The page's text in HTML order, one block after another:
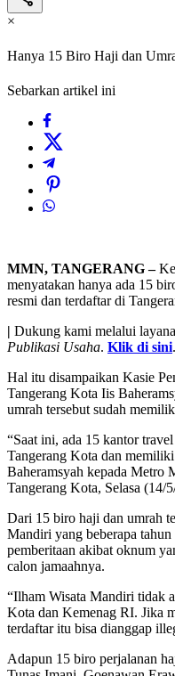
×
Hanya 15 Biro Haji dan
Sebarkan artikel ini
MMN, TANGERANG –
menyatakan hanya ada 15
resmi dan terdaftar di
| Dukung kami melalui
Publikasi Usaha. Klik di sini.
Hal itu disampaikan Kasie
Tangerang Kota Iis
umrah tersebut sudah
“Saat ini, ada 15 kantor
Tangerang Kota dan
Baheramsyah kepada Metro
Tangerang Kota, Selasa (14/
Dari 15 biro haji dan umrah
Mandiri yang beberapa
pemberitaan akibat oknum
calon jamaahnya.
“Ilham Wisata Mandiri tidak
Kota dan Kemenag RI. Jika
terdaftar itu bisa dianggap
Adapun 15 biro perjalanan